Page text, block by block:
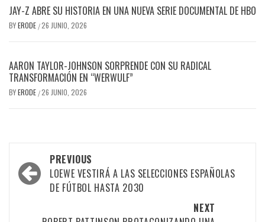
JAY-Z ABRE SU HISTORIA EN UNA NUEVA SERIE DOCUMENTAL DE HBO
BYERODE /26 JUNIO, 2026
AARON TAYLOR-JOHNSON SORPRENDE CON SU RADICAL
TRANSFORMACIÓN EN “WERWULF”
BYERODE /26 JUNIO, 2026
PREVIOUS
LOEWE VESTIRÁ A LAS SELECCIONES ESPAÑOLAS
DE FÚTBOL HASTA 2030
NEXT